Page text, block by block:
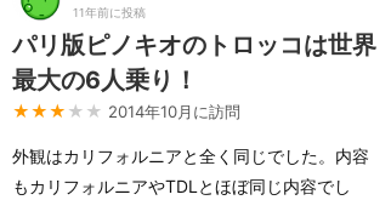
11年前に投稿
パリ版ピノキオのトロッコは世界
最大の6人乗り！
★★★ ★★ 2014年10月に訪問
外観はカリフォルニアと全く同じでした。内容
もカリフォルニアやTDLとほぼ同じ内容でし